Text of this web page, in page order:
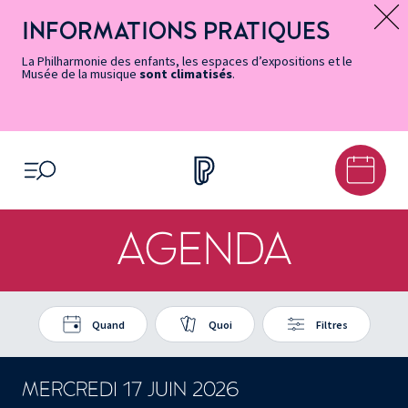
page
Accessibilité
accès
rapides
principal
contenu
principal
page
Message d’information
INFORMATIONS PRATIQUES
La Philharmonie des enfants, les espaces d’expositions et le
Musée de la musique sont climatisés.
OUVRIR LE MENU
AGENDA
MERCREDI 17 JUIN 2026
Quand Quoi Filtres